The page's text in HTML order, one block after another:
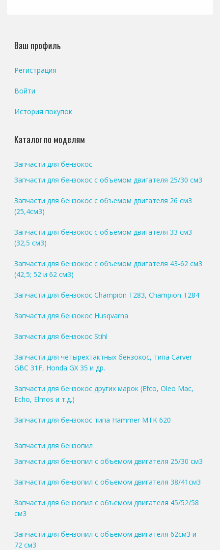
Ваш профиль
Регистрация
Войти
История покупок
Каталог по моделям
Запчасти для бензокос
Запчасти для бензокос с объемом двигателя 25/30 см3
Запчасти для бензокос с объемом двигателя 26 см3
(25,4см3)
Запчасти для бензокос с объемом двигателя 33 см3
(32,5 см3)
Запчасти для бензокос с объемом двигателя 43-62 см3
(42,5; 52 и 62 см3)
Запчасти для бензокос Champion T283, Champion T284
Запчасти для бензокос Husqvarna
Запчасти для бензокос Stihl
Запчасти для четырехтактных бензокос, типа Carver
GBC 31F, Honda GX 35 и др.
Запчасти для бензокос других марок (Efco, Oleo Mac,
Echo, Elmos и т.д.)
Запчасти для бензокос типа Hammer MTK 620
Запчасти для бензопил
Запчасти для бензопил с объемом двигателя 25/30 см3
Запчасти для бензопил с объемом двигателя 38/41см3
Запчасти для бензопил с объемом двигателя 45/52/58
см3
Запчасти для бензопил с объемом двигателя 62см3 и
72 см3